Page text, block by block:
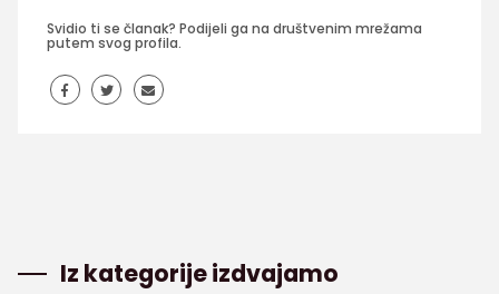
Svidio ti se članak? Podijeli ga na društvenim mrežama
putem svog profila.
Iz kategorije izdvajamo